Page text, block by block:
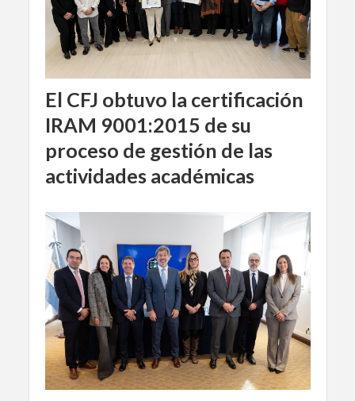
El CFJ obtuvo la certificación
IRAM 9001:2015 de su
proceso de gestión de las
actividades académicas